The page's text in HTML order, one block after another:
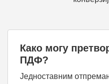
Како могу
ПДФ?
Једноставним